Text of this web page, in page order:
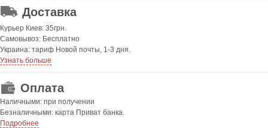
Доставка
Курьер Киев: 35грн.
Самовывоз: Бесплатно
Украина: тариф Новой почты, 1-3 дня.
Узнать больше
Оплата
Наличными: при получении
Безналичными: карта Приват банка.
Подробнее